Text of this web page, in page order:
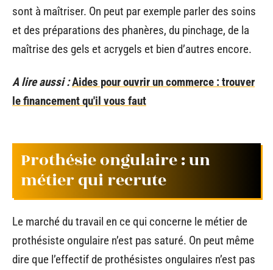
sont à maîtriser. On peut par exemple parler des soins
et des préparations des phanères, du pinchage, de la
maîtrise des gels et acrygels et bien d’autres encore.
A lire aussi :Aides pour ouvrir un commerce : trouver
le financement qu'il vous faut
Prothésie ongulaire : un
métier qui recrute
Le marché du travail en ce qui concerne le métier de
prothésiste ongulaire n’est pas saturé. On peut même
dire que l’effectif de prothésistes ongulaires n’est pas